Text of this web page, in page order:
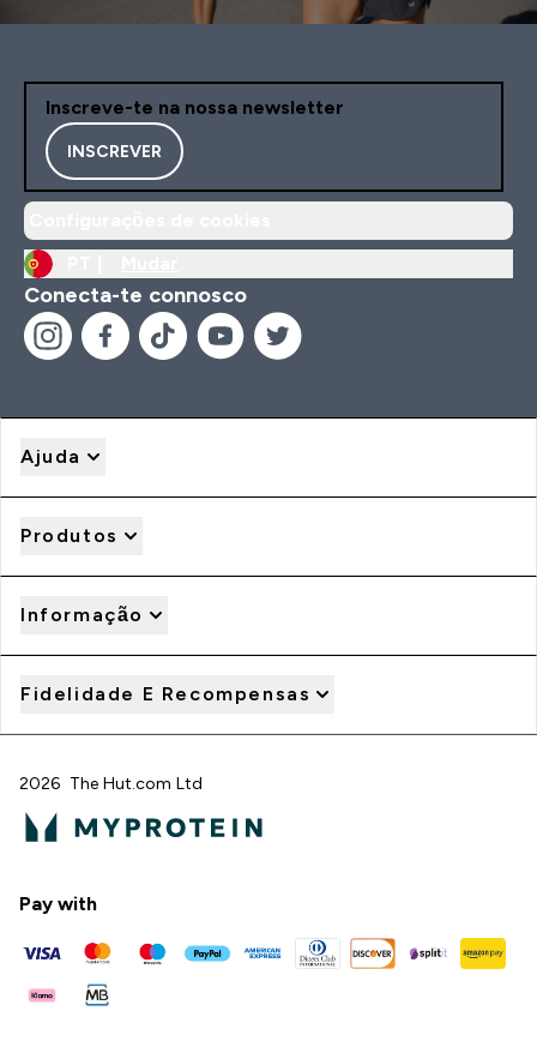
Inscreve-te na nossa newsletter
INSCREVER
Conecta-te connosco
Ajuda
Produtos
Informação
Fidelidade E Recompensas
2026 The Hut.com Ltd
Pay with